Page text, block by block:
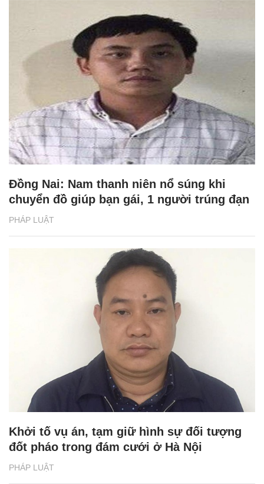
PHÁP LUẬT
Đồng Nai: Nam thanh niên nổ súng khi
chuyển đồ giúp bạn gái, 1 người trúng đạn
PHÁP LUẬT
Khởi tố vụ án, tạm giữ hình sự đối tượng
đốt pháo trong đám cưới ở Hà Nội